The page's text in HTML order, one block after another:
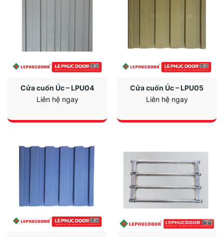
Cửa cuốn Úc – LPU04
Liên hệ ngay
Cửa cuốn Úc – LPU05
Liên hệ ngay